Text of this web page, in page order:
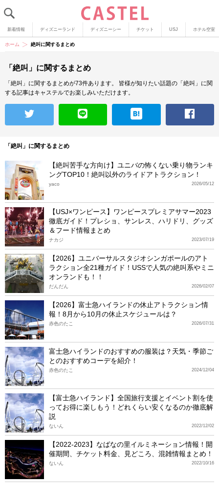
新着情報 ディズニーランド ディズニーシー チケット USJ ホテル空室
ホーム 絶叫に関するまとめ
「絶叫」に関するまとめ
「絶叫」に関するまとめが73件あります。
皆様が知りたい話題の「絶叫」に関
する記事はキャステルでお楽しみいただけます。
「絶叫」に関するまとめ
【絶叫苦手な方向け】ユニバの怖くない乗り物ランキ
ングTOP10！絶叫以外のライドアトラクション！
2026/05/12
yaco
【USJ×ワンピース】ワンピースプレミアサマー2023
徹底ガイド！プレショ、サンレス、ハリドリ、グッズ
＆フード情報まとめ
2023/07/19
ナカジ
【2026】ユニバーサルスタジオシンガポールのアト
ラクション全21種ガイド！USSで人気の絶叫系やミニ
オンランドも！！
2026/02/07
だんだん
【2026】富士急ハイランドの休止アトラクション情
報！8月から10月の休止スケジュールは？
2026/07/31
赤色のたこ
富士急ハイランドのおすすめの服装は？天気・季節ご
とのおすすめコーデを紹介！
2024/12/04
赤色のたこ
【富士急ハイランド】全国旅行支援とイベント割を使
ってお得に楽しもう！どれくらい安くなるのか徹底解
説
2022/12/02
ないん
【2022-2023】なばなの里イルミネーション情報！開
催期間、チケット料金、見どころ、混雑情報まとめ！
2022/10/16
ないん